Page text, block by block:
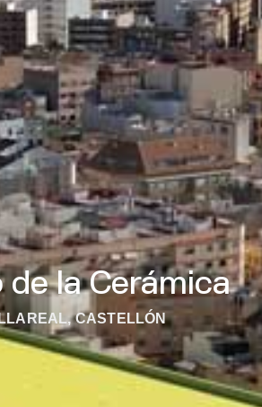
de la Cerámica
CASTELLÓN